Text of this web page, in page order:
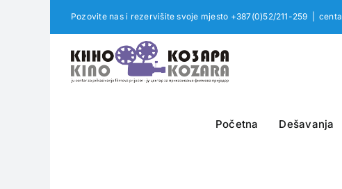
Pozovite nas i rezervišite svoje mjesto +387(0)52/211-259
Početna Dešavanja